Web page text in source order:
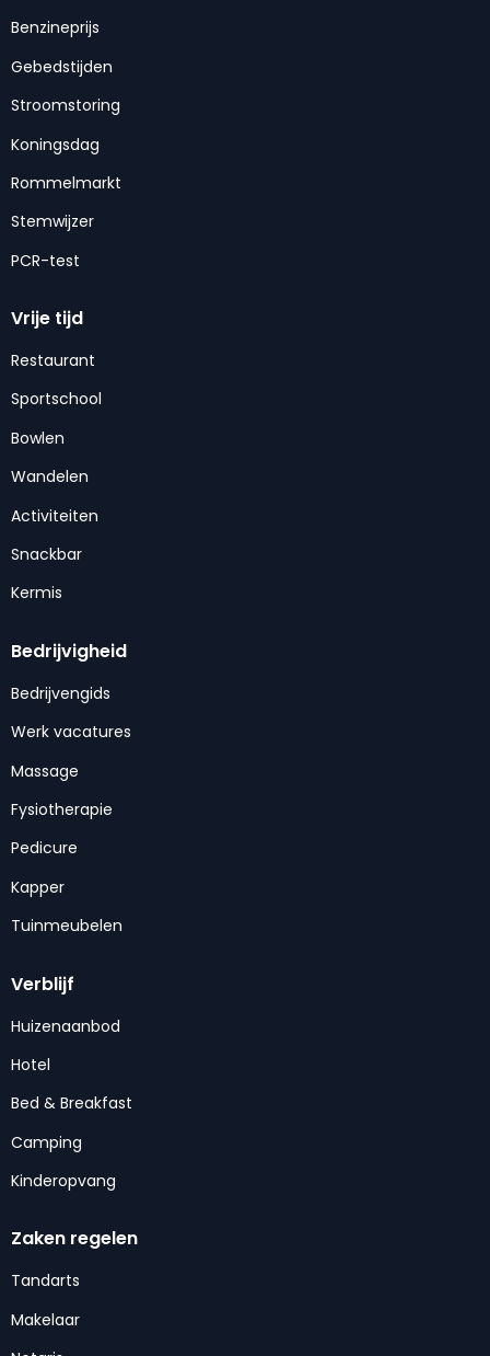
Benzineprijs
Gebedstijden
Stroomstoring
Koningsdag
Rommelmarkt
Stemwijzer
PCR-test
Vrije tijd
Restaurant
Sportschool
Bowlen
Wandelen
Activiteiten
Snackbar
Kermis
Bedrijvigheid
Bedrijvengids
Werk vacatures
Massage
Fysiotherapie
Pedicure
Kapper
Tuinmeubelen
Verblijf
Huizenaanbod
Hotel
Bed & Breakfast
Camping
Kinderopvang
Zaken regelen
Tandarts
Makelaar